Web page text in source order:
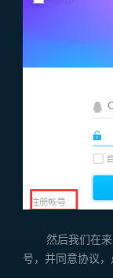
然后我们在来
号，并同意协议